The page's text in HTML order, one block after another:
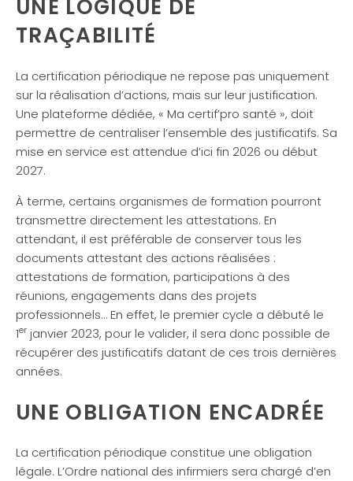
UNE LOGIQUE DE
TRAÇABILITÉ
La certification périodique ne repose pas uniquement
sur la réalisation d’actions, mais sur leur justification.
Une plateforme dédiée, « Ma certif’pro santé », doit
permettre de centraliser l’ensemble des justificatifs. Sa
mise en service est attendue d’ici fin 2026 ou début
2027.
À terme, certains organismes de formation pourront
transmettre directement les attestations. En
attendant, il est préférable de conserver tous les
documents attestant des actions réalisées :
attestations de formation, participations à des
réunions, engagements dans des projets
professionnels… En effet, le premier cycle a débuté le
1er janvier 2023, pour le valider, il sera donc possible de
récupérer des justificatifs datant de ces trois dernières
années.
UNE OBLIGATION ENCADRÉE
La certification périodique constitue une obligation
légale. L’Ordre national des infirmiers sera chargé d’en